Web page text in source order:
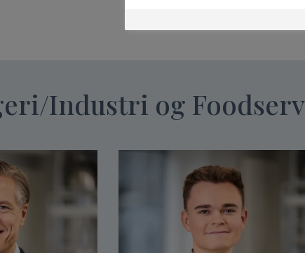
Industri og